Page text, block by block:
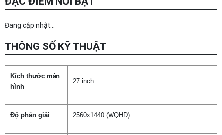
Đang cập nhật...
THÔNG SỐ KỸ THUẬT
Kích thước màn
hình
27 inch
Độ phân giải 2560x1440 (WQHD)